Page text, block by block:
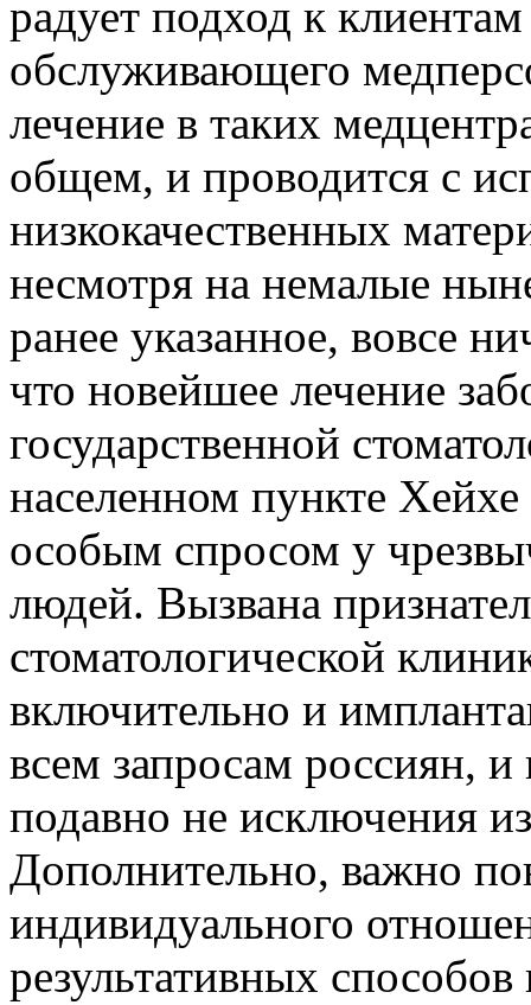
радует подход к
обслуживающего
лечение в таких
общем, и проводится с
низкокачественных
несмотря на немалые
ранее указанное, вовсе
что новейшее лечение
государственной
населенном пункте
особым спросом у
людей. Вызвана
стоматологической
включительно и
всем запросам россиян,
подавно не исключения
Дополнительно, важно
индивидуального
результативных